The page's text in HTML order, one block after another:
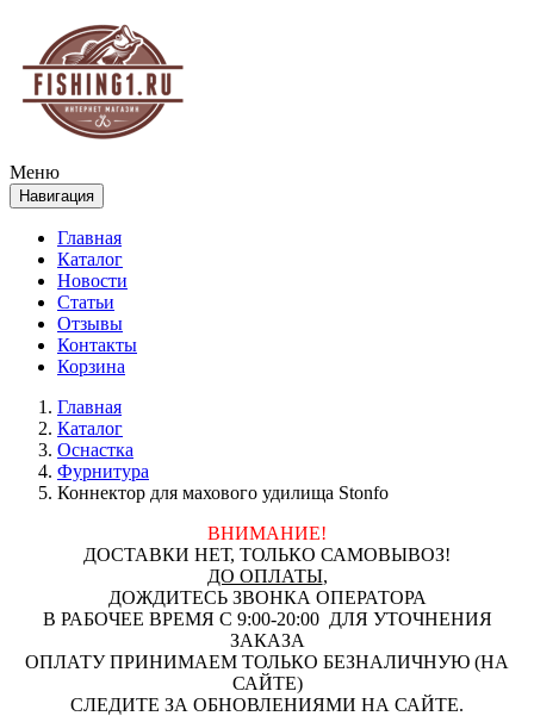
Меню
Навигация
Главная
Каталог
Новости
Статьи
Отзывы
Контакты
Корзина
Главная
Каталог
Оснастка
Фурнитура
Коннектор для махового удилища Stonfo
ВНИМАНИЕ!
ДОСТАВКИ НЕТ, ТОЛЬКО САМОВЫВОЗ!
ДО ОПЛАТЫ,
ДОЖДИТЕСЬ ЗВОНКА ОПЕРАТОРА
В РАБОЧЕЕ ВРЕМЯ С 9:00-20:00 ДЛЯ УТОЧНЕНИЯ
ЗАКАЗА
ОПЛАТУ ПРИНИМАЕМ ТОЛЬКО БЕЗНАЛИЧНУЮ (НА
САЙТЕ)
СЛЕДИТЕ ЗА ОБНОВЛЕНИЯМИ НА САЙТЕ.